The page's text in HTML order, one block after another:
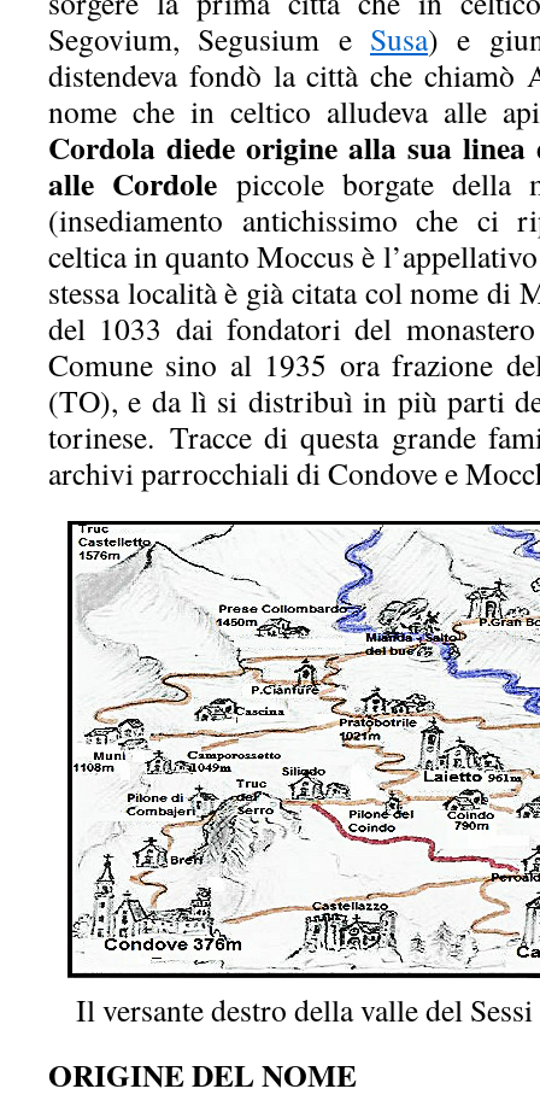
Segovium, Segusium e Susa) e
distendeva fondò la città che
nome che in celtico alludeva alle
Cordola diede origine alla sua
alle Cordole piccole borgate della
(insediamento antichissimo che ci
celtica in quanto Moccus è
stessa località è già citata col nome di
del 1033 dai fondatori del
Comune sino al 1935 ora frazione
(TO), e da lì si distribuì in più parti
torinese. Tracce di questa grande
archivi parrocchiali di Condove e
Il versante destro della valle del
ORIGINE DEL NOME